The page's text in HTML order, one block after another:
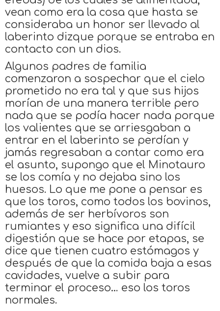
vean como era la cosa que hasta se
consideraba un honor ser llevado al
laberinto dizque porque se entraba en
contacto con un dios.
Algunos padres de familia
comenzaron a sospechar que el cielo
prometido no era tal y que sus hijos
morían de una manera terrible pero
nada que se podía hacer nada porque
los valientes que se arriesgaban a
entrar en el laberinto se perdían y
jamás regresaban a contar como era
el asunto, supongo que el Minotauro
se los comía y no dejaba sino los
huesos. Lo que me pone a pensar es
que los toros, como todos los bovinos,
además de ser herbívoros son
rumiantes y eso significa una difícil
digestión que se hace por etapas, se
dice que tienen cuatro estómagos y
después de que la comida baja a esas
cavidades, vuelve a subir para
terminar el proceso… eso los toros
normales.